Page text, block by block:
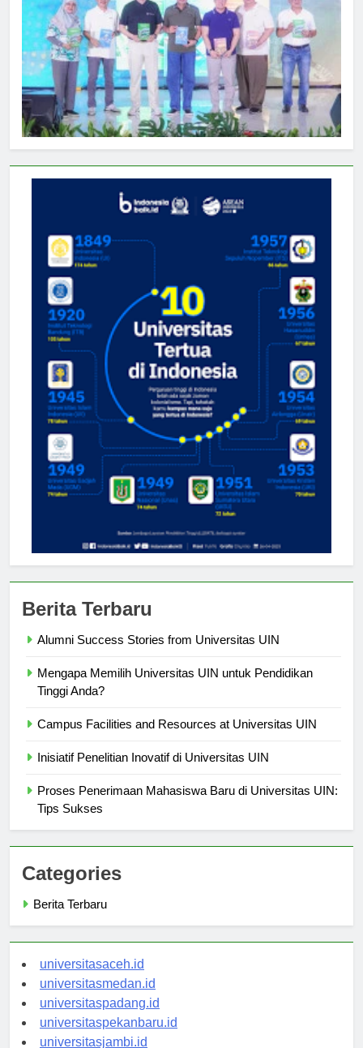
Berita Terbaru
Alumni Success Stories from Universitas UIN
Mengapa Memilih Universitas UIN untuk Pendidikan
Tinggi Anda?
Campus Facilities and Resources at Universitas UIN
Inisiatif Penelitian Inovatif di Universitas UIN
Proses Penerimaan Mahasiswa Baru di Universitas UIN:
Tips Sukses
Categories
Berita Terbaru
universitasaceh.id
universitasmedan.id
universitaspadang.id
universitaspekanbaru.id
universitasjambi.id